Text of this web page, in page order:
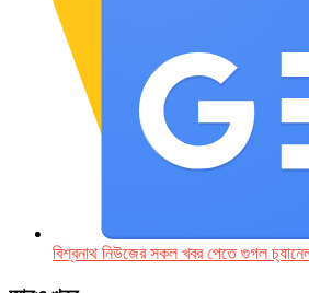
বিশ্বনাথ নিউজের সকল খবর পেতে গুগল